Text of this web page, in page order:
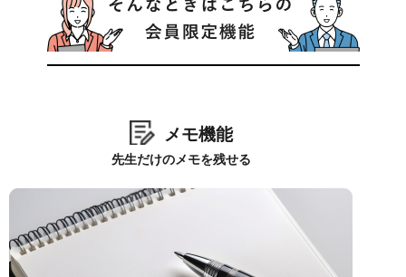
メモ機能
先生だけのメモを残せる